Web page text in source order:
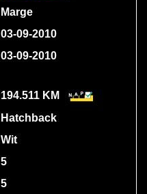
Marge
03-09-2010
03-09-2010
194.511 KM
Hatchback
Wit
5
5